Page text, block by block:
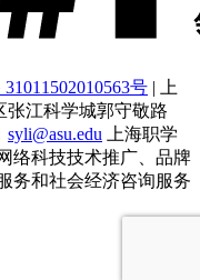
号 | 上
张江科学城郭守敬路
syli@asu.edu
上海职学
络科技技术推广、品牌
务和社会经济咨询服务